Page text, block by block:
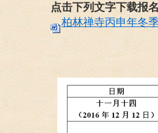
点击下列文字下载报
柏林禅寺丙申年冬